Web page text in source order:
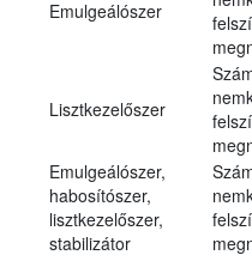
Emulgeálószer
Lisztkezelőszer
Emulgeálószer,
habosítószer,
lisztkezelőszer,
stabilizátor